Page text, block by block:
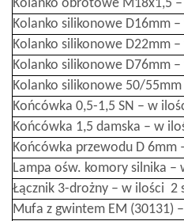
Kolanko obrotowe M18x1,5
Kolanko silikonowe D16mm
Kolanko silikonowe D22mm
Kolanko silikonowe D76mm
Kolanko silikonowe 50/
Końcówka 0,5-1,5 SN – w
Końcówka 1,5 damska – w
Końcówka przewodu D 6mm
Lampa ośw. komory silnika –
Łącznik 3-drożny – w ilości 2
Mufa z gwintem EM (30131)